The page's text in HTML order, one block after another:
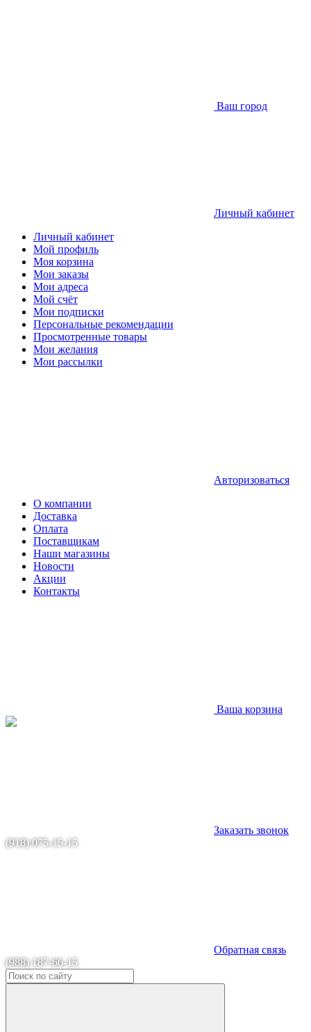
Ваш город
Личный кабинет
Личный кабинет
Мой профиль
Моя корзина
Мои заказы
Мои адреса
Мой счёт
Мои подписки
Персональные рекомендации
Просмотренные товары
Мои желания
Мои рассылки
Авторизоваться
О компании
Доставка
Оплата
Поставщикам
Наши магазины
Новости
Акции
Контакты
Ваша корзина
Заказать звонок
(918) 075-15-15
Обратная связь
(988) 187-66-15